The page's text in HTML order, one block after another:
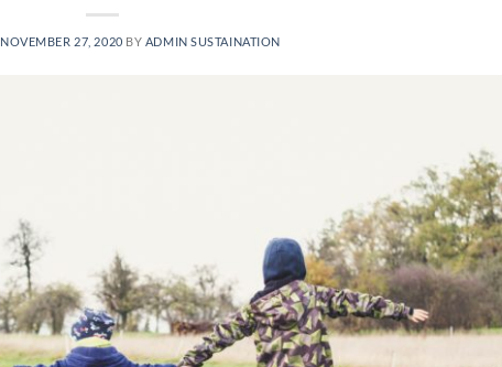
NOVEMBER 27, 2020 BY ADMIN SUSTAINATION